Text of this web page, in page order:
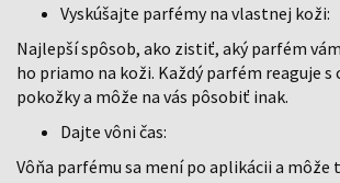
Vyskúšajte parfémy na vlastnej koži:
Najlepší spôsob, ako zistiť, aký parfém
ho priamo na koži. Každý parfém reaguje s
pokožky a môže na vás pôsobiť inak.
Dajte vôni čas:
Vôňa parfému sa mení po aplikácii a